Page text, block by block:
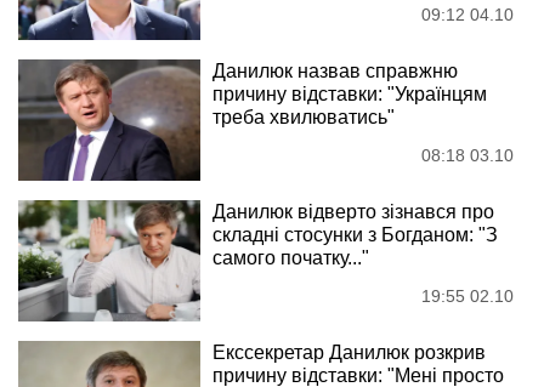
09:12 04.10
Данилюк назвав справжню
причину відставки: "Українцям
треба хвилюватись"
08:18 03.10
Данилюк відверто зізнався про
складні стосунки з Богданом: "З
самого початку..."
19:55 02.10
Екссекретар Данилюк розкрив
причину відставки: "Мені просто